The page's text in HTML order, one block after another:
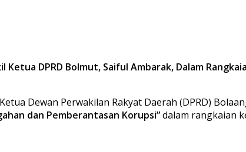
Ketua DPRD Bolmut, Saiful Ambarak, Dalam
Dewan Perwakilan Rakyat Daerah (DPRD)
dan Pemberantasan Korupsi”dalam rangkaian